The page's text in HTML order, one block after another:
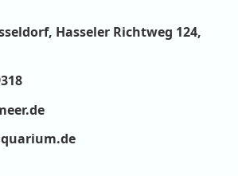
Hasseler Richtweg 124,